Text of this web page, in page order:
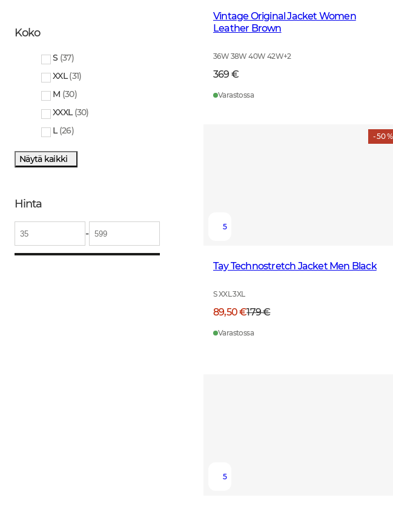
Koko
S (37)
XXL (31)
M (30)
XXXL (30)
L (26)
Näytä kaikki
Hinta
-
Vintage Original Jacket Women
Leather Brown
36W 38W 40W 42W+2
369 €
Varastossa
- 50 %
5
Tay Technostretch Jacket Men Black
S XXL 3XL
89,50 €179 €
Varastossa
5